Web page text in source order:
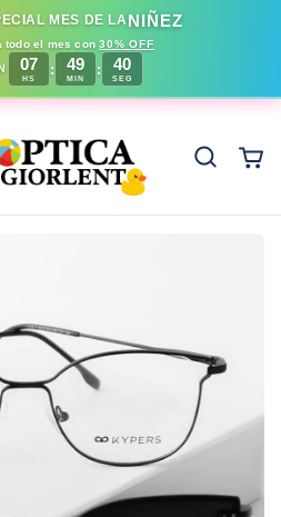
MES DE LANIÑEZ
todo el mes con30% OFF
07
HS
: 49
MIN
: 36
SEG